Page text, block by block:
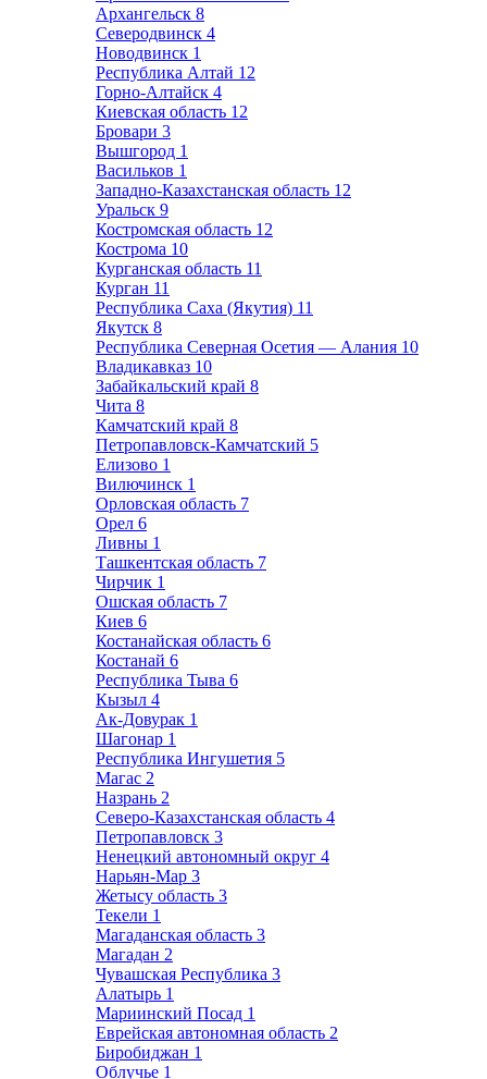
Архангельск 8
Северодвинск 4
Новодвинск 1
Республика Алтай 12
Горно-Алтайск 4
Киевская область 12
Бровари 3
Вышгород 1
Васильков 1
Западно-Казахстанская область 12
Уральск 9
Костромская область 12
Кострома 10
Курганская область 11
Курган 11
Республика Саха (Якутия) 11
Якутск 8
Республика Северная Осетия — Алания 10
Владикавказ 10
Забайкальский край 8
Чита 8
Камчатский край 8
Петропавловск-Камчатский 5
Елизово 1
Вилючинск 1
Орловская область 7
Орел 6
Ливны 1
Ташкентская область 7
Чирчик 1
Ошская область 7
Киев 6
Костанайская область 6
Костанай 6
Республика Тыва 6
Кызыл 4
Ак-Довурак 1
Шагонар 1
Республика Ингушетия 5
Магас 2
Назрань 2
Северо-Казахстанская область 4
Петропавловск 3
Ненецкий автономный округ 4
Нарьян-Мар 3
Жетысу область 3
Текели 1
Магаданская область 3
Магадан 2
Чувашская Республика 3
Алатырь 1
Мариинский Посад 1
Еврейская автономная область 2
Биробиджан 1
Облучье 1